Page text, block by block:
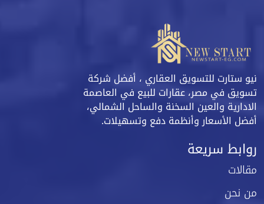
نيو ستارت للتسويق العقاري ، أفضل شركة
تسويق في مصر، عقارات للبيع في العاصمة
الادارية والعين السخنة والساحل الشمالي،
أفضل الأسعار وأنظمة دفع وتسهيلات.
روابط سريعة
مقالات
من نحن